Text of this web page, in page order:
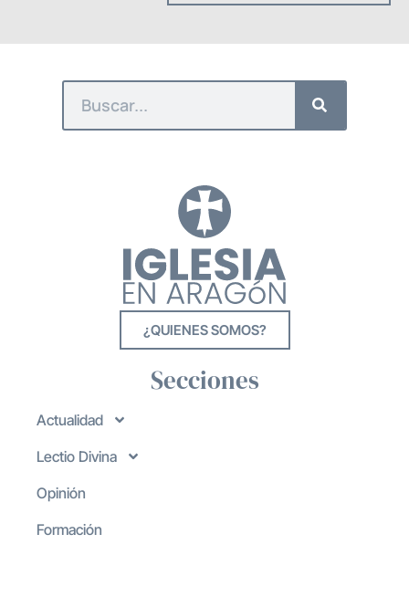
¿QUIENES SOMOS?
Secciones
Actualidad
Lectio Divina
Opinión
Formación